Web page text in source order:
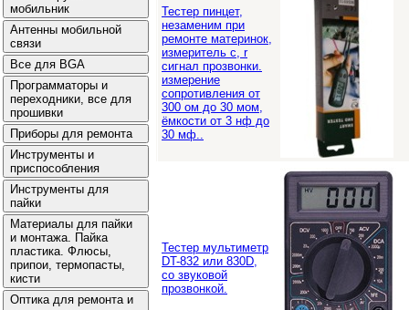
Тестер пинцет,
незаменим при
ремонте материнок,
измеритель c, r
сигнал прозвонки.
измерение
сопротивления от
300 ом до 30 мом,
ёмкости от 3 нф до
30 мф..
Тестер мультиметр
DT-832 или 830D,
со звуковой
прозвонкой.